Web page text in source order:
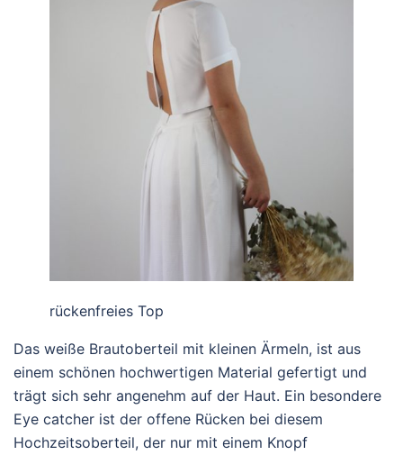
rückenfreies Top
Das weiße Brautoberteil mit kleinen Ärmeln, ist aus
einem schönen hochwertigen Material gefertigt und
trägt sich sehr angenehm auf der Haut. Ein besondere
Eye catcher ist der offene Rücken bei diesem
Hochzeitsoberteil, der nur mit einem Knopf